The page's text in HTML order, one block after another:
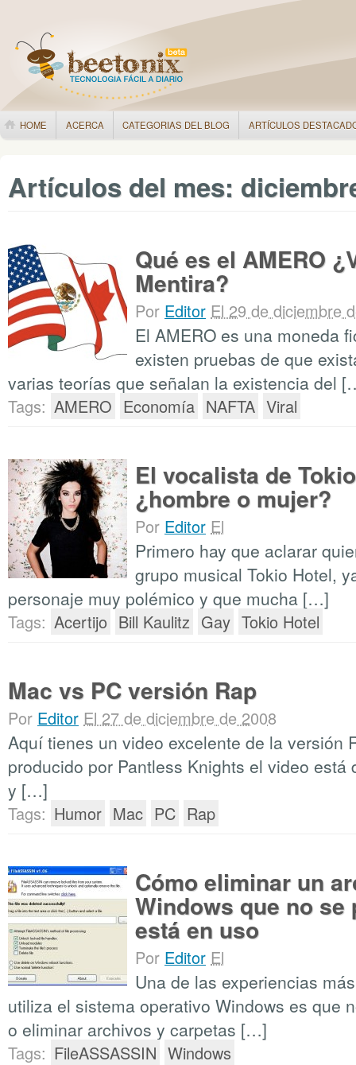
HOME ACERCA CATEGORIAS DEL BLOG ARTÍCULOS
Artículos del mes:
Qué es el AMERO
Mentira?
Por Editor El 29 de diciembre
El AMERO es una moneda
existen pruebas de que
varias teorías que señalan la existencia del
Tags: AMERO Economía NAFTA Viral
El vocalista de
¿hombre o mujer?
Por Editor El
Primero hay que aclarar
grupo musical Tokio Hotel,
personaje muy polémico y que mucha […]
Tags: Acertijo Bill Kaulitz Gay Tokio Hotel
Mac vs PC versión Rap
Por Editor El 27 de diciembre de 2008
Aquí tienes un video excelente de la versión
producido por Pantless Knights el video está
y […]
Tags: Humor Mac PC Rap
Cómo eliminar un
Windows que no se
está en uso
Por Editor El
Una de las experiencias
utiliza el sistema operativo Windows es que
o eliminar archivos y carpetas […]
Tags: FileASSASSIN Windows